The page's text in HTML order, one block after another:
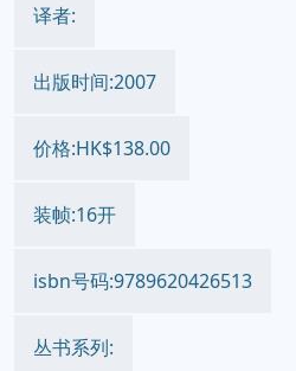
译者:
出版时间:2007
价格:HK$138.00
装帧:16开
isbn号码:9789620426513
丛书系列: